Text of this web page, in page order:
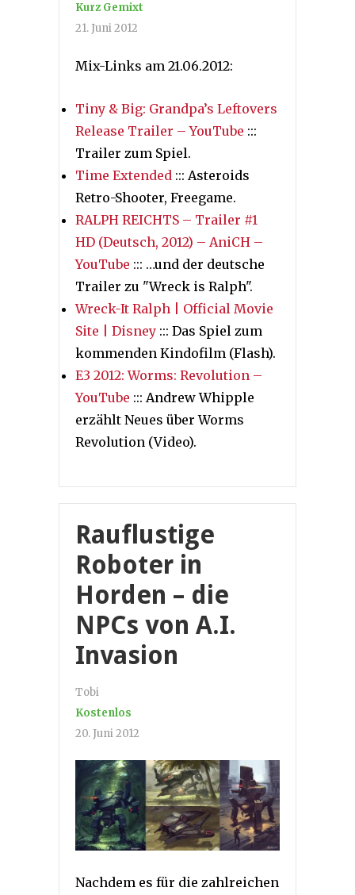
Kurz Gemixt
21. Juni 2012
Mix-Links am 21.06.2012:
Tiny & Big: Grandpa’s Leftovers
Release Trailer – YouTube :::
Trailer zum Spiel.
Time Extended ::: Asteroids
Retro-Shooter, Freegame.
RALPH REICHTS – Trailer #1
HD (Deutsch, 2012) – AniCH –
YouTube ::: …und der deutsche
Trailer zu "Wreck is Ralph".
Wreck-It Ralph | Official Movie
Site | Disney ::: Das Spiel zum
kommenden Kindofilm (Flash).
E3 2012: Worms: Revolution –
YouTube ::: Andrew Whipple
erzählt Neues über Worms
Revolution (Video).
Rauflustige
Roboter in
Horden – die
NPCs von A.I.
Invasion
Tobi
Kostenlos
20. Juni 2012
Nachdem es für die zahlreichen